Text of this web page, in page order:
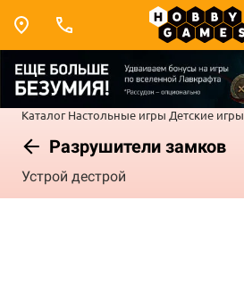
Каталог Настольные игры Детские игры
Разрушители замков
Устрой дестрой